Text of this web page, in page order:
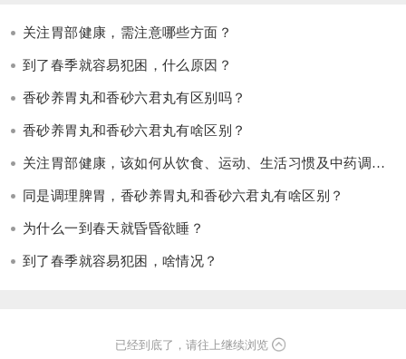
关注胃部健康，需注意哪些方面？
到了春季就容易犯困，什么原因？
香砂养胃丸和香砂六君丸有区别吗？
香砂养胃丸和香砂六君丸有啥区别？
关注胃部健康，该如何从饮食、运动、生活习惯及中药调理四个方面养胃护胃呢？
同是调理脾胃，香砂养胃丸和香砂六君丸有啥区别？
为什么一到春天就昏昏欲睡？
到了春季就容易犯困，啥情况？
已经到底了，请往上继续浏览